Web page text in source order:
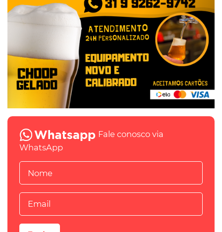
Fale conosco via
WhatsApp